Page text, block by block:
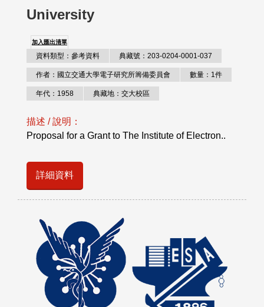
University
加入匯出清單
資料類型：參考資料 典藏號：203-0204-0001-037
作者：國立交通大學電子研究所籌備委員會 數量：1件
年代：1958 典藏地：交大校區
描述 / 說明：
Proposal for a Grant to The Institute of Electron..
詳細資料